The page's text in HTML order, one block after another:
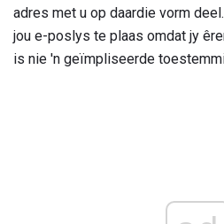
adres met u op daardie vorm
jou e-poslys te plaas omdat jy
is nie 'n geïmpliseerde